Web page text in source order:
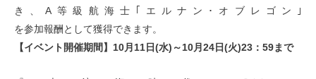
き、A等級航海士｢エルナン･オブレゴン｣
を参加報酬として獲得できます。
【イベント開催期間】10月11日(水)～10月24日(火)23：59まで